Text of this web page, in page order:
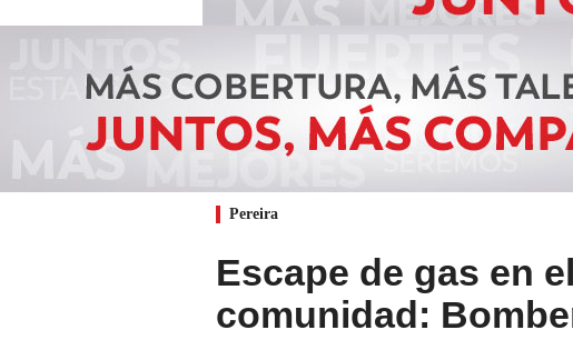
Pereira
Escape de gas en
comunidad: